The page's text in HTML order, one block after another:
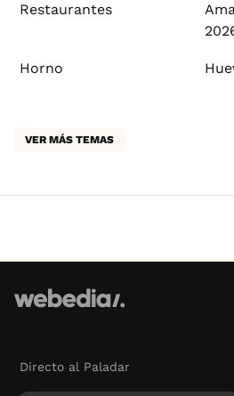
Restaurantes
Horno
VER MÁS TEMAS
Directo al Paladar